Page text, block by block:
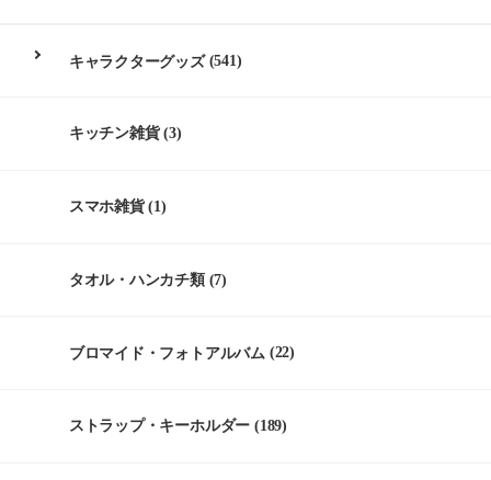
キャラクターグッズ(541)
キッチン雑貨(3)
スマホ雑貨(1)
タオル・ハンカチ類(7)
ブロマイド・フォトアルバム (22)
ストラップ・キーホルダー (189)